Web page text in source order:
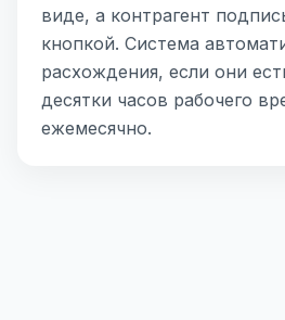
виде, а контрагент
кнопкой. Система
расхождения, если они
десятки часов рабочего
ежемесячно.